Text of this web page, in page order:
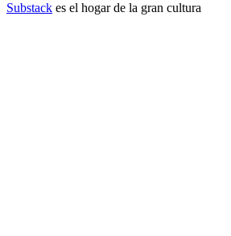
Substack es el hogar de la gran cultura